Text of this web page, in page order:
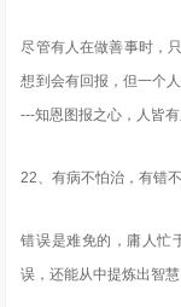
尽管有人在做善事时，
想到会有回报，但一个
---知恩图报之心，人皆有
22、有病不怕治，有错不
错误是难免的，庸人忙
误，还能从中提炼出智